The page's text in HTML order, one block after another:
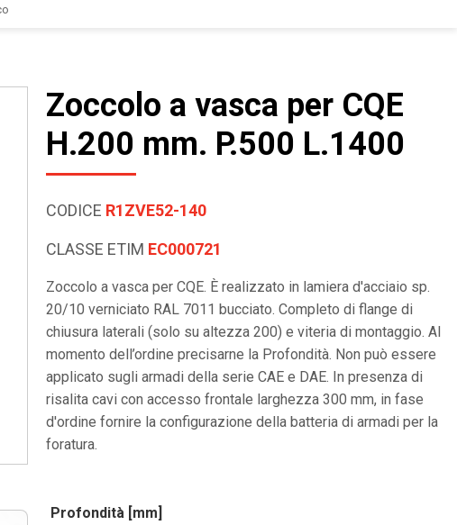
Zoccolo a vasca per CQE
H.200 mm. P.500 L.1400
CODICE R1ZVE52-140
CLASSE ETIM EC000721
Zoccolo a vasca per CQE. È realizzato in lamiera d'acciaio sp.
20/10 verniciato RAL 7011 bucciato. Completo di flange di
chiusura laterali (solo su altezza 200) e viteria di montaggio. Al
momento dell’ordine precisarne la Profondità. Non può essere
applicato sugli armadi della serie CAE e DAE. In presenza di
risalita cavi con accesso frontale larghezza 300 mm, in fase
d'ordine fornire la configurazione della batteria di armadi per la
foratura.
Profondità [mm]